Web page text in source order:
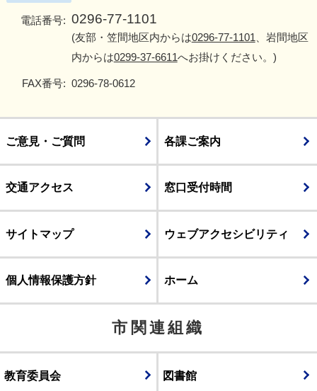
電話番号: 0296-77-1101
(友部・笠間地区内からは0296-77-1101 、岩間地区
内からは0299-37-6611へお掛けください。)
FAX番号: 0296-78-0612
ご意見・ご質問 各課ご案内
交通アクセス 窓口受付時間
サイトマップ ウェブアクセシビリティ
個人情報保護方針 ホーム
市関連組織
教育委員会 図書館